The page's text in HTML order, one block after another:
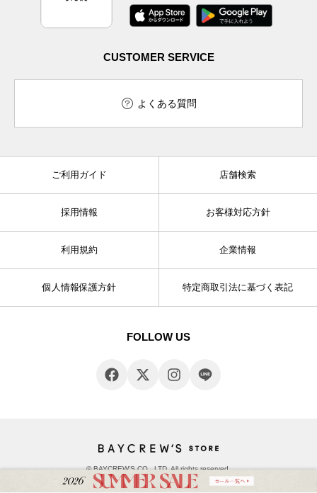
CUSTOMER SERVICE
よくある質問
ご利用ガイド 店舗検索
採用情報 お客様対応方針
利用規約 企業情報
個人情報保護方針 特定商取引法に基づく表記
FOLLOW US
© BAYCREW’S CO., LTD. All rights reserved.